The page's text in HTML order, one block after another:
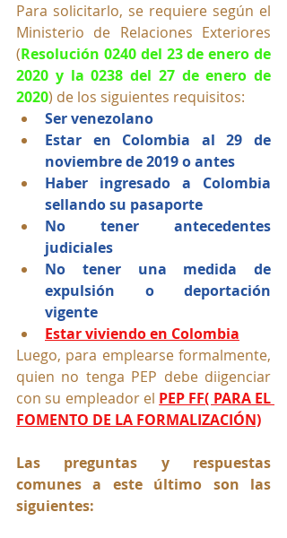
Para solicitarlo, se requiere según el
Ministerio de Relaciones Exteriores
(Resolución 0240 del 23 de enero de
2020 y la 0238 del 27 de enero de
2020) de los siguientes requisitos:
Ser venezolano
Estar en Colombia al 29 de
noviembre de 2019 o antes
Haber ingresado a Colombia
sellando su pasaporte
No tener antecedentes
judiciales
No tener una medida de
expulsión o deportación
vigente
Estar viviendo en Colombia
Luego, para emplearse formalmente,
quien no tenga PEP debe diigenciar
con su empleador el PEP FF( PARA EL
FOMENTO DE LA FORMALIZACIÓN)
Las preguntas y respuestas
comunes a este último son las
siguientes: